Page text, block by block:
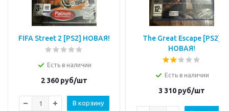
FIFA Street 2 [PS2] НОВАЯ!
Есть в наличии
2 360 руб/шт
В корзину
The Great Escape [PS2]
НОВАЯ!
Есть в наличии
3 310 руб/шт